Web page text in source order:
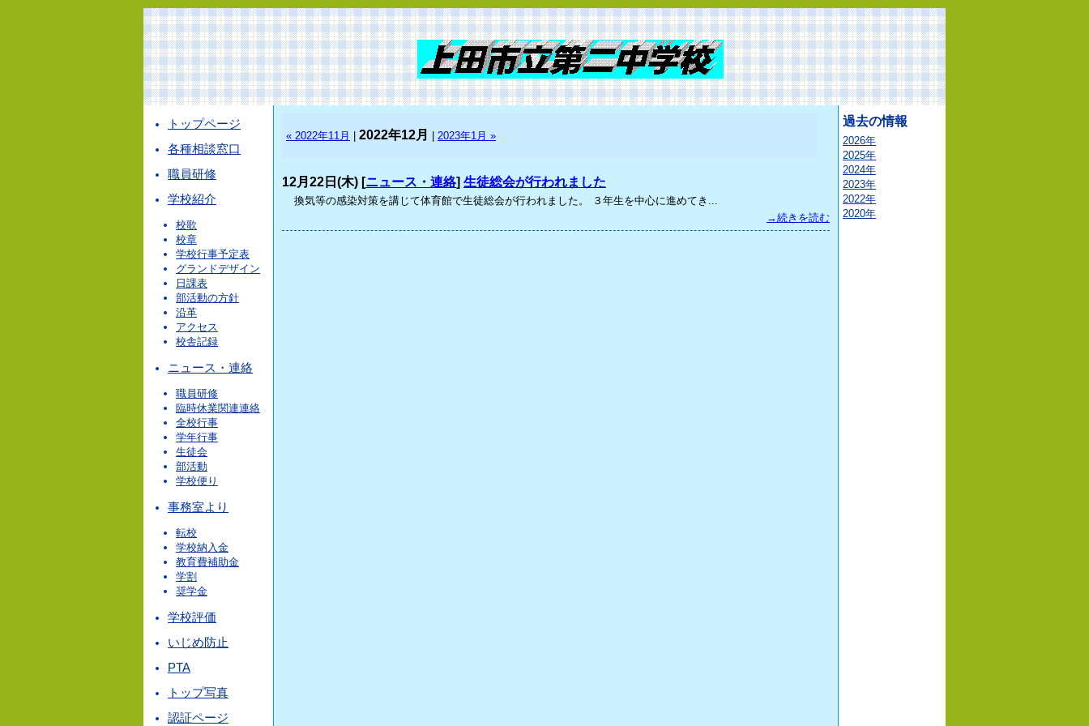
トップページ
各種相談窓口
職員研修
学校紹介
校歌
校章
学校行事予定表
グランドデザイン
日課表
部活動の方針
沿革
アクセス
校舎記録
ニュース・連絡
職員研修
臨時休業関連連絡
全校行事
学年行事
生徒会
部活動
学校便り
事務室より
転校
学校納入金
教育費補助金
学割
奨学金
学校評価
いじめ防止
PTA
トップ写真
認証ページ
« 2022年11月 2022年12月 2023年1月 »
12月22日(木) [ニュース・連絡] 生徒総会が行われました
換気等の感染対策を講じて体育館で生徒総会が行われました。 ３年生を中心に進めてき...
→続きを読む
過去の情報
2026年
2025年
2024年
2023年
2022年
2020年